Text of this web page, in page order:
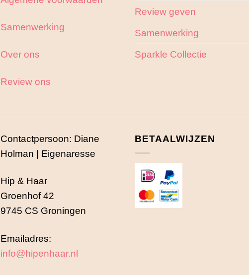
Samenwerking
Over ons
Review ons
Review geven
Samenwerking
Sparkle Collectie
Contactpersoon: Diane
Holman | Eigenaresse
Hip & Haar
Groenhof 42
9745 CS Groningen
Emailadres:
info@hipenhaar.nl
BETAALWIJZEN